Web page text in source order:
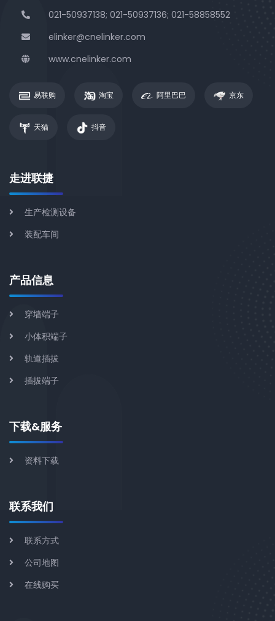
021-50937138; 021-50937136; 021-58858552
elinker@cnelinker.com
www.cnelinker.com
易联购 淘宝 阿里巴巴 京东
天猫 抖音
走进联捷
生产检测设备
装配车间
产品信息
穿墙端子
小体积端子
轨道插拔
插拔端子
下载&服务
资料下载
联系我们
联系方式
公司地图
在线购买